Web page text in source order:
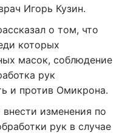
Игорь Кузин.
о том, что
которых
масок, соблюдение
рук
и против Омикрона.
изменения по
рук в случае